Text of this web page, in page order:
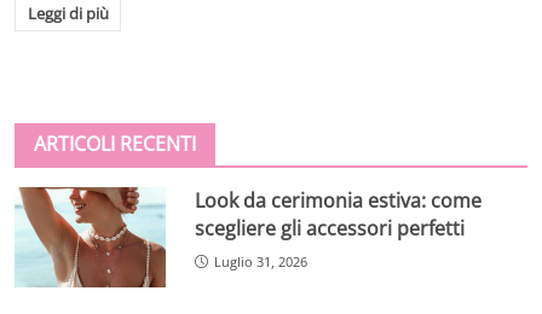
Leggi di più
ARTICOLI RECENTI
Look da cerimonia estiva: come
scegliere gli accessori perfetti
Luglio 31, 2026